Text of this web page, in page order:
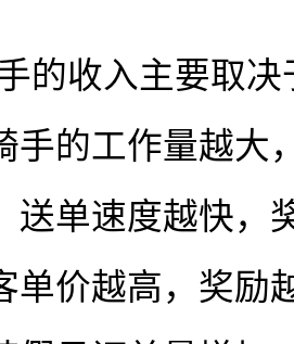
的收入主要取
手的工作量越大
送单速度越快，
单价越高，奖励